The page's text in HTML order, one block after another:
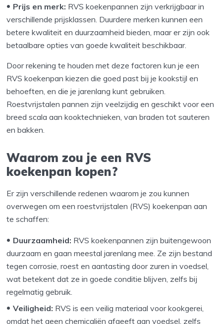
Prijs en merk: RVS koekenpannen zijn verkrijgbaar in
verschillende prijsklassen. Duurdere merken kunnen een
betere kwaliteit en duurzaamheid bieden, maar er zijn ook
betaalbare opties van goede kwaliteit beschikbaar.
Door rekening te houden met deze factoren kun je een
RVS koekenpan kiezen die goed past bij je kookstijl en
behoeften, en die je jarenlang kunt gebruiken.
Roestvrijstalen pannen zijn veelzijdig en geschikt voor een
breed scala aan kooktechnieken, van braden tot sauteren
en bakken.
Waarom zou je een RVS
koekenpan kopen?
Er zijn verschillende redenen waarom je zou kunnen
overwegen om een roestvrijstalen (RVS) koekenpan aan
te schaffen:
Duurzaamheid: RVS koekenpannen zijn buitengewoon
duurzaam en gaan meestal jarenlang mee. Ze zijn bestand
tegen corrosie, roest en aantasting door zuren in voedsel,
wat betekent dat ze in goede conditie blijven, zelfs bij
regelmatig gebruik.
Veiligheid: RVS is een veilig materiaal voor kookgerei,
omdat het geen chemicaliën afgeeft aan voedsel, zelfs